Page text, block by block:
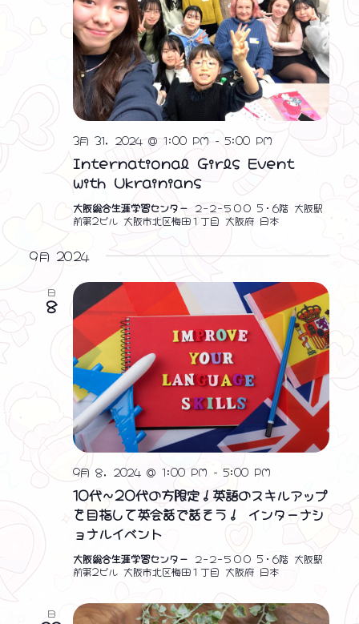
International Girls Event
with Ukrainians
3月 31, 2024 @ 1:00 PM -5:00 PM
大阪総合生涯学習センター ２−２−５００ 5・6階 大阪駅
前第2ビル 大阪市北区梅田１丁目 大阪府 日本
9月 2024
日
8
10代～20代の方限定！英語のスキルアップ
を目指して英会話で話そう！ インターナシ
ョナルイベント
9月 8, 2024 @ 1:00 PM -5:00 PM
大阪総合生涯学習センター ２−２−５００ 5・6階 大阪駅
前第2ビル 大阪市北区梅田１丁目 大阪府 日本
日